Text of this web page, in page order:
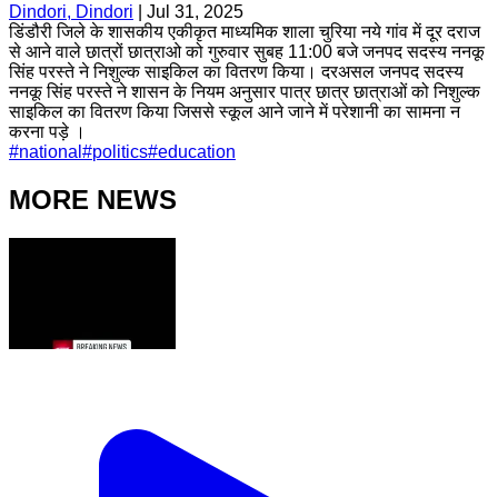
Dindori, Dindori
Jul 31, 2025
डिंडौरी जिले के शासकीय एकीकृत माध्यमिक शाला चुरिया नये गांव में दूर दराज
से आने वाले छात्रों छात्राओ को गुरुवार सुबह 11:00 बजे जनपद सदस्य ननकू
सिंह परस्ते ने निशुल्क साइकिल का वितरण किया। दरअसल जनपद सदस्य
ननकू सिंह परस्ते ने शासन के नियम अनुसार पात्र छात्र छात्राओं को निशुल्क
साइकिल का वितरण किया जिससे स्कूल आने जाने में परेशानी का सामना न
करना पड़े ।
#national #politics#education
MORE NEWS